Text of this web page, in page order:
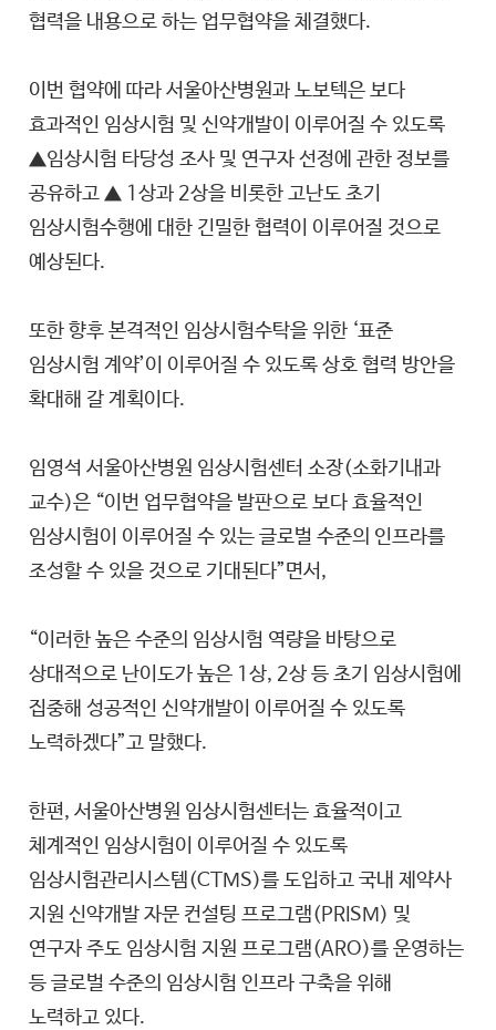
협력을 내용으로 하는 업무협약을 체결했다.
이번 협약에 따라 서울아산병원과 노보텍은 보다
효과적인 임상시험 및 신약개발이 이루어질 수 있도록
▲임상시험 타당성 조사 및 연구자 선정에 관한 정보를
공유하고 ▲ 1상과 2상을 비롯한 고난도 초기
임상시험수행에 대한 긴밀한 협력이 이루어질 것으로
예상된다.
또한 향후 본격적인 임상시험수탁을 위한 ‘표준
임상시험 계약’이 이루어질 수 있도록 상호 협력 방안을
확대해 갈 계획이다.
임영석 서울아산병원 임상시험센터 소장(소화기내과
교수)은 “이번 업무협약을 발판으로 보다 효율적인
임상시험이 이루어질 수 있는 글로벌 수준의 인프라를
조성할 수 있을 것으로 기대된다”면서,
“이러한 높은 수준의 임상시험 역량을 바탕으로
상대적으로 난이도가 높은 1상, 2상 등 초기 임상시험에
집중해 성공적인 신약개발이 이루어질 수 있도록
노력하겠다”고 말했다.
한편, 서울아산병원 임상시험센터는 효율적이고
체계적인 임상시험이 이루어질 수 있도록
임상시험관리시스템(CTMS)를 도입하고 국내 제약사
지원 신약개발 자문 컨설팅 프로그램(PRISM) 및
연구자 주도 임상시험 지원 프로그램(ARO)를 운영하는
등 글로벌 수준의 임상시험 인프라 구축을 위해
노력하고 있다.